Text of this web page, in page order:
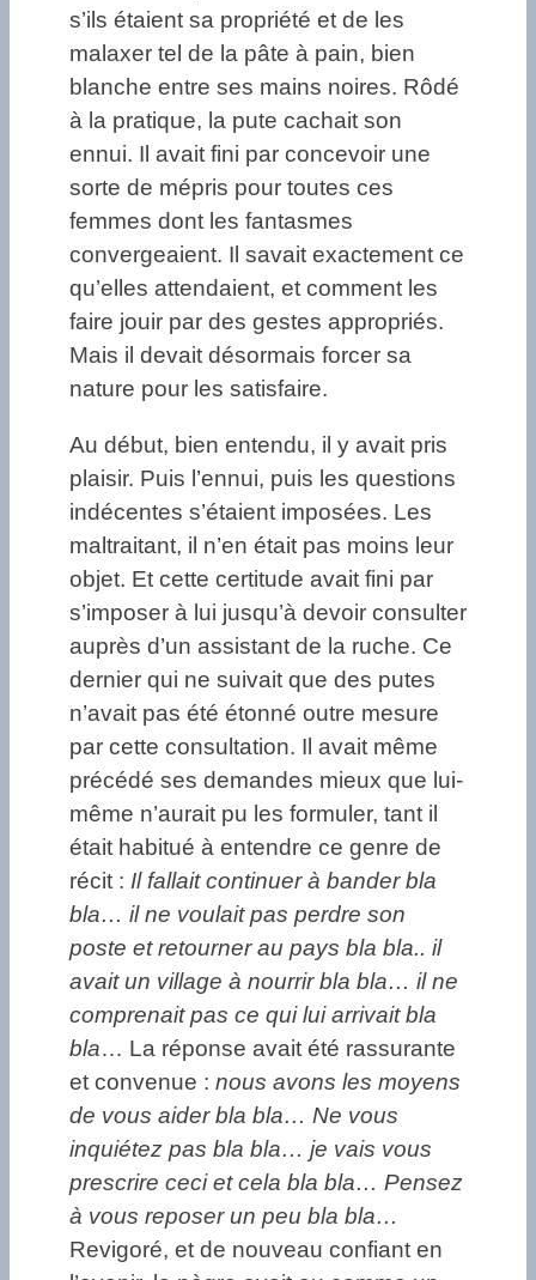
s’ils étaient sa propriété et de les
malaxer tel de la pâte à pain, bien
blanche entre ses mains noires. Rôdé
à la pratique, la pute cachait son
ennui. Il avait fini par concevoir une
sorte de mépris pour toutes ces
femmes dont les fantasmes
convergeaient. Il savait exactement ce
qu’elles attendaient, et comment les
faire jouir par des gestes appropriés.
Mais il devait désormais forcer sa
nature pour les satisfaire.
Au début, bien entendu, il y avait pris
plaisir. Puis l’ennui, puis les questions
indécentes s’étaient imposées. Les
maltraitant, il n’en était pas moins leur
objet. Et cette certitude avait fini par
s’imposer à lui jusqu’à devoir consulter
auprès d’un assistant de la ruche. Ce
dernier qui ne suivait que des putes
n’avait pas été étonné outre mesure
par cette consultation. Il avait même
précédé ses demandes mieux que lui-
même n’aurait pu les formuler, tant il
était habitué à entendre ce genre de
récit : Il fallait continuer à bander bla
bla… il ne voulait pas perdre son
poste et retourner au pays bla bla.. il
avait un village à nourrir bla bla… il ne
comprenait pas ce qui lui arrivait bla
bla… La réponse avait été rassurante
et convenue : nous avons les moyens
de vous aider bla bla… Ne vous
inquiétez pas bla bla… je vais vous
prescrire ceci et cela bla bla… Pensez
à vous reposer un peu bla bla…
Revigoré, et de nouveau confiant en